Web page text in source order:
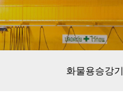
화물용승강기